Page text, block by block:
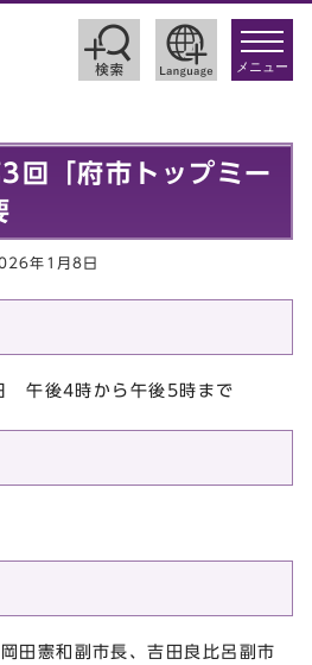
toggle
メニュー
「府市トップミー
年1月8日
午後4時から午後5時まで
田憲和副市長、吉田良比呂副市